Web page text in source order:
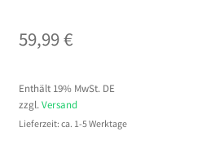
59,99€
Enthält 19% MwSt. DE
zzgl. Versand
Lieferzeit: ca. 1-5 Werktage